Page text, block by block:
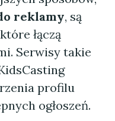
reklamy, są
łączą
Serwisy takie
profilu
ogłoszeń.